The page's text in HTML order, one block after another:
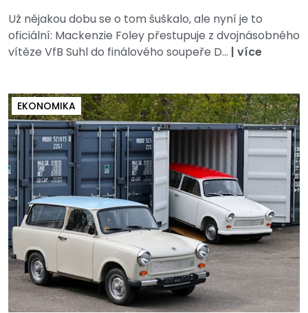
Už nějakou dobu se o tom šuškalo, ale nyní je to
oficiální: Mackenzie Foley přestupuje z dvojnásobného
vítěze VfB Suhl do finálového soupeře D... | více
EKONOMIKA